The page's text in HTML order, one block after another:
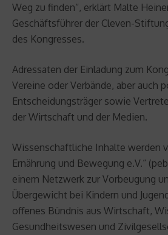
Weg zu finden“, erklärt Malte
Geschäftsführer der Cleven-
des Kongresses.
Adressaten der Einladung zum
Vereine oder Verbände, aber auch
Entscheidungsträger sowie
der Wirtschaft und der Medien.
Wissenschaftliche Inhalte werden
Ernährung und Bewegung e.V.“
einem Netzwerk zur Vorbeugung
Übergewicht bei Kindern und
offenes Bündnis aus Wirtschaft,
Gesundheitswesen und